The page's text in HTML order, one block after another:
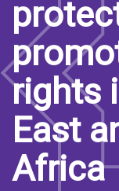
rights
East
Africa